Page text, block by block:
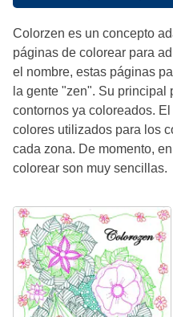
Colorzen es un concepto
páginas de colorear para
el nombre, estas páginas
la gente "zen". Su
contornos ya coloreados.
colores utilizados para los
cada zona. De momento,
colorear son muy sencillas.